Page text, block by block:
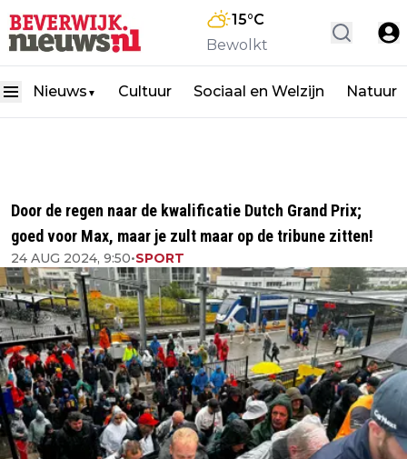
15°C
Bewolkt
Nieuws ▼ Cultuur Sociaal en Welzijn Natuur
Door de regen naar de kwalificatie Dutch Grand Prix;
goed voor Max, maar je zult maar op de tribune zitten!
24 AUG 2024, 9:50•SPORT